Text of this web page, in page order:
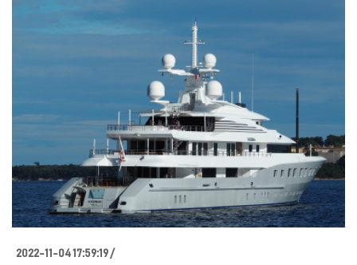
2022-11-04 17:59:19 /